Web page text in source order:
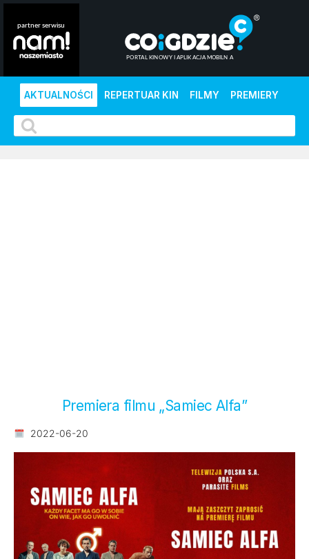
AKTUALNOŚCI REPERTUAR KIN FILMY PREMIERY
Premiera filmu „Samiec Alfa”
2022-06-20